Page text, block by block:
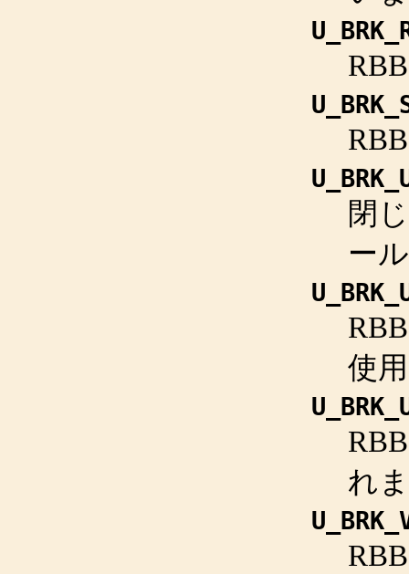
閉
ー
使
れ